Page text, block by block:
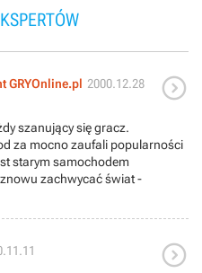
GRYOnline.pl 2000.12.28 
szanujący się gracz.
za mocno zaufali popularności
starym samochodem
zachwycać świat -
